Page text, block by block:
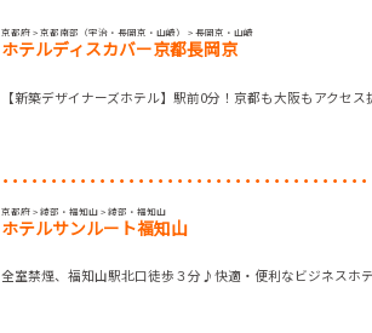
京都府 > 京都南部（宇治・長岡京・山崎） > 長岡京・山崎
ホテルディスカバー京都長岡京
【新築デザイナーズホテル】駅前0分！京都も大阪もアクセス
京都府 > 綾部・福知山 > 綾部・福知山
ホテルサンルート福知山
全室禁煙、福知山駅北口徒歩３分♪快適・便利なビジネスホ